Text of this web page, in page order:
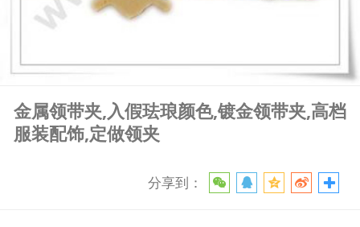
金属领带夹,入假珐琅颜色,镀金领带夹,高档
服装配饰,定做领夹
分享到：